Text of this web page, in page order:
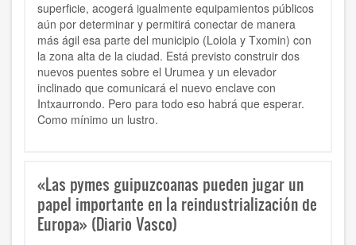
superficie, acogerá igualmente equipamientos públicos
aún por determinar y permitirá conectar de manera
más ágil esa parte del municipio (Loiola y Txomin) con
la zona alta de la ciudad. Está previsto construir dos
nuevos puentes sobre el Urumea y un elevador
inclinado que comunicará el nuevo enclave con
Intxaurrondo. Pero para todo eso habrá que esperar.
Como mínimo un lustro.
«Las pymes guipuzcoanas pueden jugar un
papel importante en la reindustrialización de
Europa» (Diario Vasco)